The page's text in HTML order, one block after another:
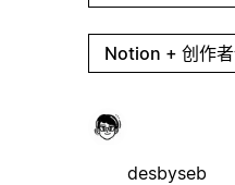
Notion + 创作者
desbyseb